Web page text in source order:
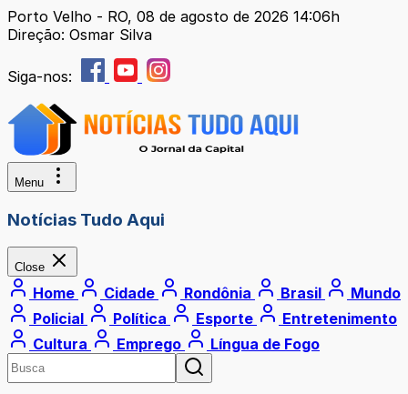
Porto Velho - RO, 08 de agosto de 2026 14:06h
Direção: Osmar Silva
Siga-nos:
Menu
Notícias Tudo Aqui
Close
Home Cidade Rondônia Brasil
Mundo
Policial
Política Esporte
Entretenimento
Cultura
Emprego Língua de Fogo